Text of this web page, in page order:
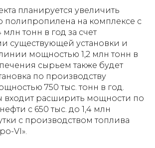
планируется увеличить
полипропилена на комплексе с
млн тонн в год за счет
существующей установки и
мощностью 1,2 млн тонн в
сырьем также будет
по производству
750 тыс. тонн в год.
входит расширить мощности по
с 650 тыс. до 1,4 млн
с производством топлива
VI».